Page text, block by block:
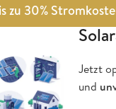
zu 30%
Jetzt
und